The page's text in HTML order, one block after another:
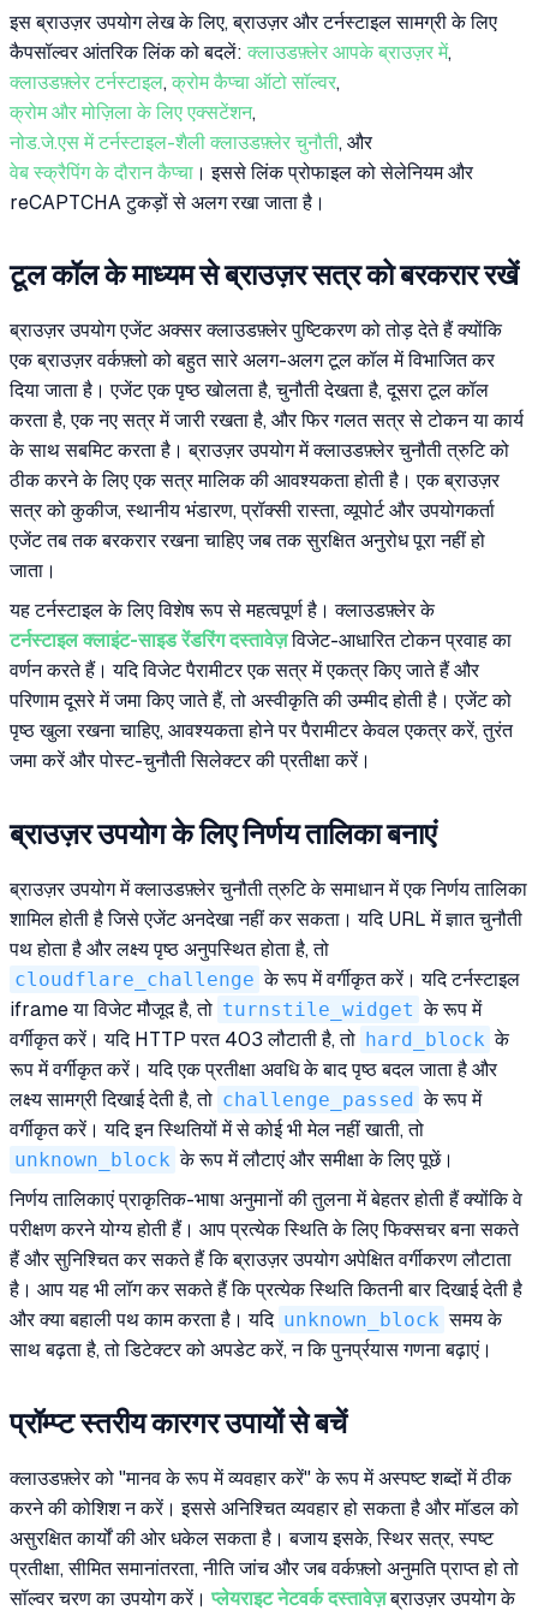
इस ब्राउज़र उपयोग लेख के लिए, ब्राउज़र और टर्नस्टाइल सामग्री के लिए
कैपसॉल्वर आंतरिक लिंक को बदलें: क्लाउडफ़्लेर आपके ब्राउज़र में,
क्लाउडफ़्लेर टर्नस्टाइल, क्रोम कैप्चा ऑटो सॉल्वर,
क्रोम और मोज़िला के लिए एक्सटेंशन,
नोड.जे.एस में टर्नस्टाइल-शैली क्लाउडफ़्लेर चुनौती, और
वेब स्क्रैपिंग के दौरान कैप्चा । इससे लिंक प्रोफाइल को सेलेनियम और
reCAPTCHA टुकड़ों से अलग रखा जाता है।
टूल कॉल के माध्यम से ब्राउज़र सत्र को बरकरार रखें
ब्राउज़र उपयोग एजेंट अक्सर क्लाउडफ़्लेर पुष्टिकरण को तोड़ देते हैं क्योंकि
एक ब्राउज़र वर्कफ़्लो को बहुत सारे अलग-अलग टूल कॉल में विभाजित कर
दिया जाता है। एजेंट एक पृष्ठ खोलता है, चुनौती देखता है, दूसरा टूल कॉल
करता है, एक नए सत्र में जारी रखता है, और फिर गलत सत्र से टोकन या कार्य
के साथ सबमिट करता है। ब्राउज़र उपयोग में क्लाउडफ़्लेर चुनौती त्रुटि को
ठीक करने के लिए एक सत्र मालिक की आवश्यकता होती है। एक ब्राउज़र
सत्र को कुकीज, स्थानीय भंडारण, प्रॉक्सी रास्ता, व्यूपोर्ट और उपयोगकर्ता
एजेंट तब तक बरकरार रखना चाहिए जब तक सुरक्षित अनुरोध पूरा नहीं हो
जाता।
यह टर्नस्टाइल के लिए विशेष रूप से महत्वपूर्ण है। क्लाउडफ़्लेर के
टर्नस्टाइल क्लाइंट-साइड रेंडरिंग दस्तावेज़विजेट-आधारित टोकन प्रवाह का
वर्णन करते हैं। यदि विजेट पैरामीटर एक सत्र में एकत्र किए जाते हैं और
परिणाम दूसरे में जमा किए जाते हैं, तो अस्वीकृति की उम्मीद होती है। एजेंट को
पृष्ठ खुला रखना चाहिए, आवश्यकता होने पर पैरामीटर केवल एकत्र करें, तुरंत
जमा करें और पोस्ट-चुनौती सिलेक्टर की प्रतीक्षा करें।
ब्राउज़र उपयोग के लिए निर्णय तालिका बनाएं
ब्राउज़र उपयोग में क्लाउडफ़्लेर चुनौती त्रुटि के समाधान में एक निर्णय तालिका
शामिल होती है जिसे एजेंट अनदेखा नहीं कर सकता। यदि URL में ज्ञात चुनौती
पथ होता है और लक्ष्य पृष्ठ अनुपस्थित होता है, तो
cloudflare_challenge के रूप में वर्गीकृत करें। यदि टर्नस्टाइल
iframe या विजेट मौजूद है, तो turnstile_widget के रूप में
वर्गीकृत करें। यदि HTTP परत 403 लौटाती है, तो hard_block के
रूप में वर्गीकृत करें। यदि एक प्रतीक्षा अवधि के बाद पृष्ठ बदल जाता है और
लक्ष्य सामग्री दिखाई देती है, तो challenge_passed के रूप में
वर्गीकृत करें। यदि इन स्थितियों में से कोई भी मेल नहीं खाती, तो
unknown_block के रूप में लौटाएं और समीक्षा के लिए पूछें।
निर्णय तालिकाएं प्राकृतिक-भाषा अनुमानों की तुलना में बेहतर होती हैं क्योंकि वे
परीक्षण करने योग्य होती हैं। आप प्रत्येक स्थिति के लिए फिक्सचर बना सकते
हैं और सुनिश्चित कर सकते हैं कि ब्राउज़र उपयोग अपेक्षित वर्गीकरण लौटाता
है। आप यह भी लॉग कर सकते हैं कि प्रत्येक स्थिति कितनी बार दिखाई देती है
और क्या बहाली पथ काम करता है। यदि unknown_block समय के
साथ बढ़ता है, तो डिटेक्टर को अपडेट करें, न कि पुनर्प्रयास गणना बढ़ाएं।
प्रॉम्प्ट स्तरीय कारगर उपायों से बचें
क्लाउडफ़्लेर को "मानव के रूप में व्यवहार करें" के रूप में अस्पष्ट शब्दों में ठीक
करने की कोशिश न करें। इससे अनिश्चित व्यवहार हो सकता है और मॉडल को
असुरक्षित कार्यों की ओर धकेल सकता है। बजाय इसके, स्थिर सत्र, स्पष्ट
प्रतीक्षा, सीमित समानांतरता, नीति जांच और जब वर्कफ़्लो अनुमति प्राप्त हो तो
सॉल्वर चरण का उपयोग करें।प्लेयराइट नेटवर्क दस्तावेज़ब्राउज़र उपयोग के